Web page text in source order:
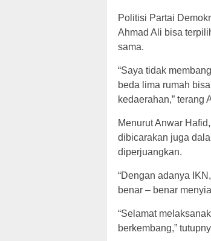
Politisi Partai
Ahmad Ali bisa
sama.
“Saya tidak
beda lima rumah
kedaerahan,” terang
Menurut Anwar
dibicarakan juga
diperjuangkan.
“Dengan adanya
benar – benar
“Selamat
berkembang,”